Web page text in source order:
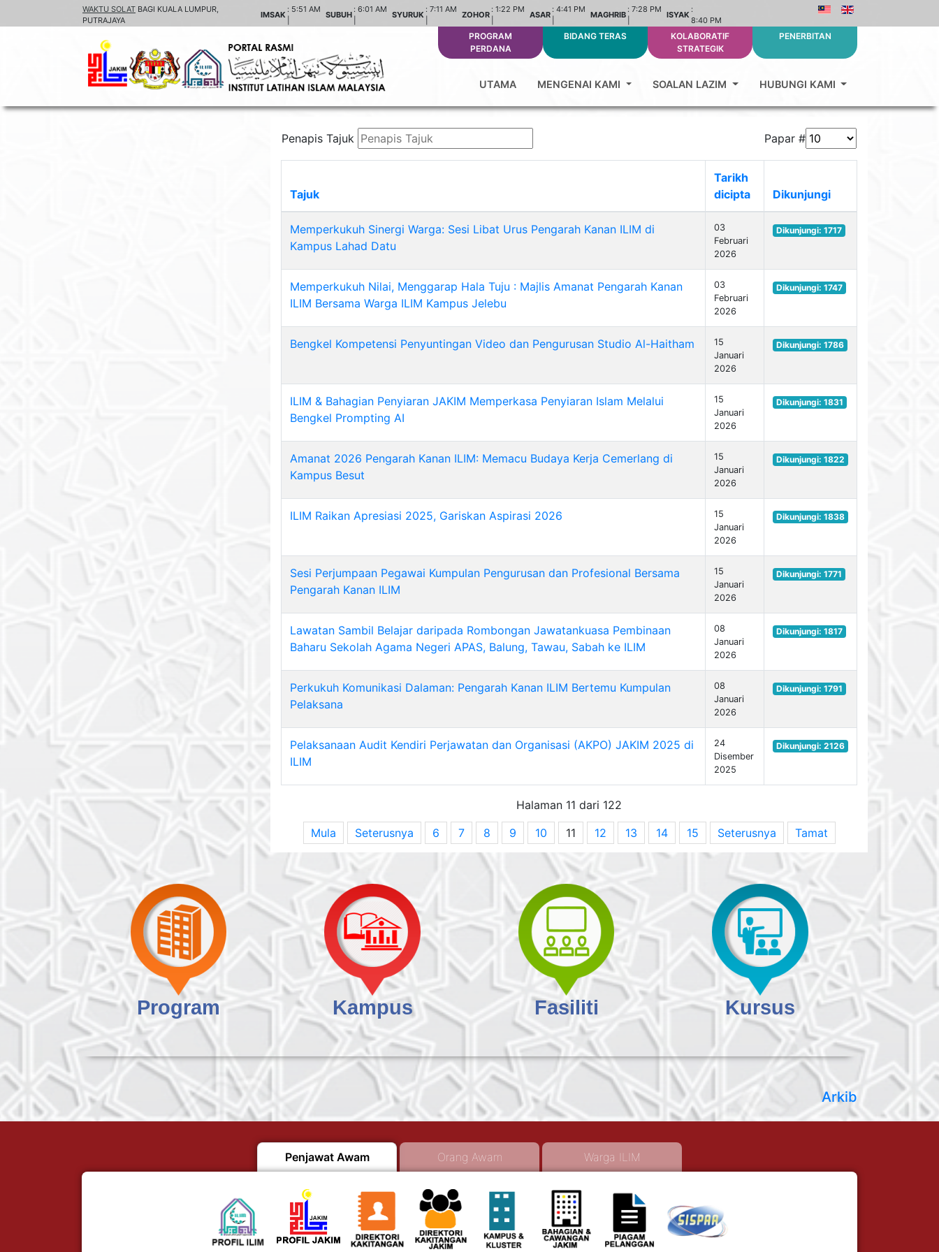
WAKTU SOLAT BAGI KUALA LUMPUR,
PUTRAJAYA
IMSAK
: 5:51 AM
SUBUH
: 6:01 AM
SYURUK
: 7:11 AM
ZOHOR
: 1:22 PM
ASAR
: 4:41 PM
MAGHRIB
: 7:28 PM
ISYAK
:
8:40 PM
PROGRAM
PERDANA
BIDANG TERAS
KOLABORATIF
STRATEGIK
PENERBITAN
UTAMA MENGENAI KAMI SOALAN LAZIM HUBUNGI KAMI
Penapis Tajuk Papar #
Tajuk
Tarikh
dicipta
Dikunjungi
Memperkukuh Sinergi Warga: Sesi Libat Urus Pengarah Kanan ILIM di
Kampus Lahad Datu
03
Februari
2026
Dikunjungi: 1717
Memperkukuh Nilai, Menggarap Hala Tuju : Majlis Amanat Pengarah Kanan
ILIM Bersama Warga ILIM Kampus Jelebu
03
Februari
2026
Dikunjungi: 1747
Bengkel Kompetensi Penyuntingan Video dan Pengurusan Studio Al-Haitham
15
Januari
2026
Dikunjungi: 1786
ILIM & Bahagian Penyiaran JAKIM Memperkasa Penyiaran Islam Melalui
Bengkel Prompting AI
15
Januari
2026
Dikunjungi: 1831
Amanat 2026 Pengarah Kanan ILIM: Memacu Budaya Kerja Cemerlang di
Kampus Besut
15
Januari
2026
Dikunjungi: 1822
ILIM Raikan Apresiasi 2025, Gariskan Aspirasi 2026
15
Januari
2026
Dikunjungi: 1838
Sesi Perjumpaan Pegawai Kumpulan Pengurusan dan Profesional Bersama
Pengarah Kanan ILIM
15
Januari
2026
Dikunjungi: 1771
Lawatan Sambil Belajar daripada Rombongan Jawatankuasa Pembinaan
Baharu Sekolah Agama Negeri APAS, Balung, Tawau, Sabah ke ILIM
08
Januari
2026
Dikunjungi: 1817
Perkukuh Komunikasi Dalaman: Pengarah Kanan ILIM Bertemu Kumpulan
Pelaksana
08
Januari
2026
Dikunjungi: 1791
Pelaksanaan Audit Kendiri Perjawatan dan Organisasi (AKPO) JAKIM 2025 di
ILIM
24
Disember
2025
Dikunjungi: 2126
Halaman 11 dari 122
Mula
Seterusnya 6 7 8 9 10 11 12 13 14 15 Seterusnya Tamat
Program Kampus Fasiliti Kursus
Arkib
Penjawat Awam Orang Awam Warga ILIM